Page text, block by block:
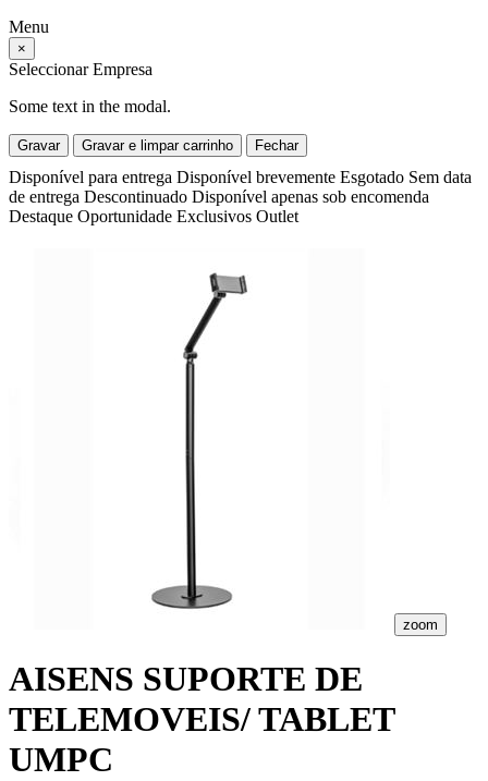
Menu
×
Seleccionar Empresa
Some text in the modal.
Gravar Gravar e limpar carrinho Fechar
Disponível para entrega Disponível brevemente Esgotado Sem data
de entrega Descontinuado Disponível apenas sob encomenda
Destaque Oportunidade Exclusivos Outlet
zoom
AISENS SUPORTE DE
TELEMOVEIS/ TABLET
UMPC